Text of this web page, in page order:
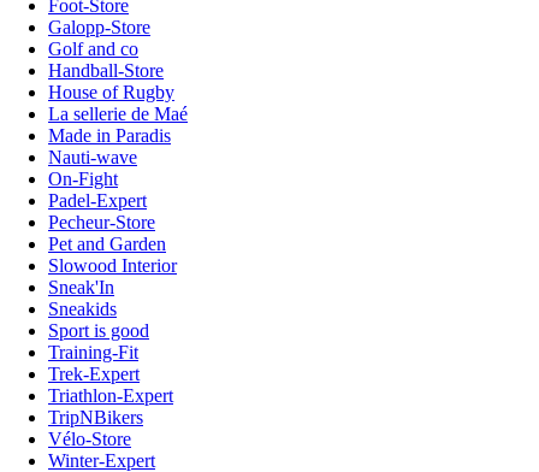
Foot-Store
Galopp-Store
Golf and co
Handball-Store
House of Rugby
La sellerie de Maé
Made in Paradis
Nauti-wave
On-Fight
Padel-Expert
Pecheur-Store
Pet and Garden
Slowood Interior
Sneak'In
Sneakids
Sport is good
Training-Fit
Trek-Expert
Triathlon-Expert
TripNBikers
Vélo-Store
Winter-Expert